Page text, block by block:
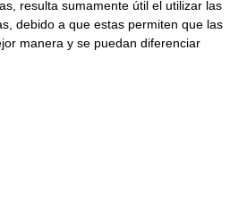
resulta sumamente útil el utilizar las
debido a que estas permiten que las
manera y se puedan diferenciar